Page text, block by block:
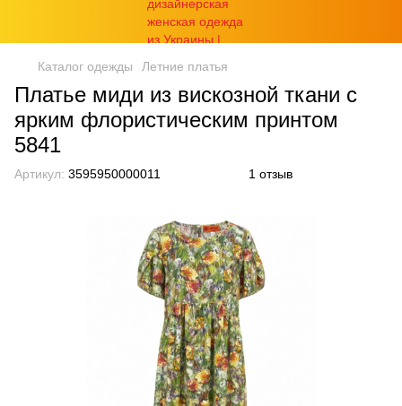
Каталог одежды Летние платья
Платье миди из вискозной ткани с
ярким флористическим принтом
5841
Артикул: 3595950000011 1 отзыв